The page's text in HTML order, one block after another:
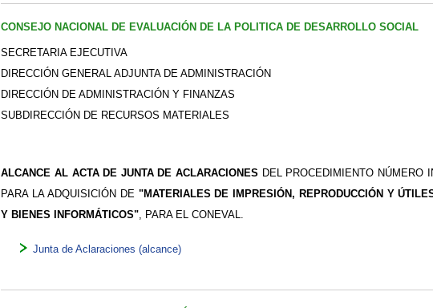
CONSEJO NACIONAL DE EVALUACIÓN DE LA POLITICA DE DESARROLLO SOCIAL
SECRETARIA EJECUTIVA
DIRECCIÓN GENERAL ADJUNTA DE ADMINISTRACIÓN
DIRECCIÓN DE ADMINISTRACIÓN Y FINANZAS
SUBDIRECCIÓN DE RECURSOS MATERIALES
ALCANCE AL ACTA DE JUNTA DE ACLARACIONES DEL PROCEDIMIENTO NÚMERO
PARA LA ADQUISICIÓN DE "MATERIALES DE IMPRESIÓN, REPRODUCCIÓN Y
Y BIENES INFORMÁTICOS", PARA EL CONEVAL.
Junta de Aclaraciones (alcance)